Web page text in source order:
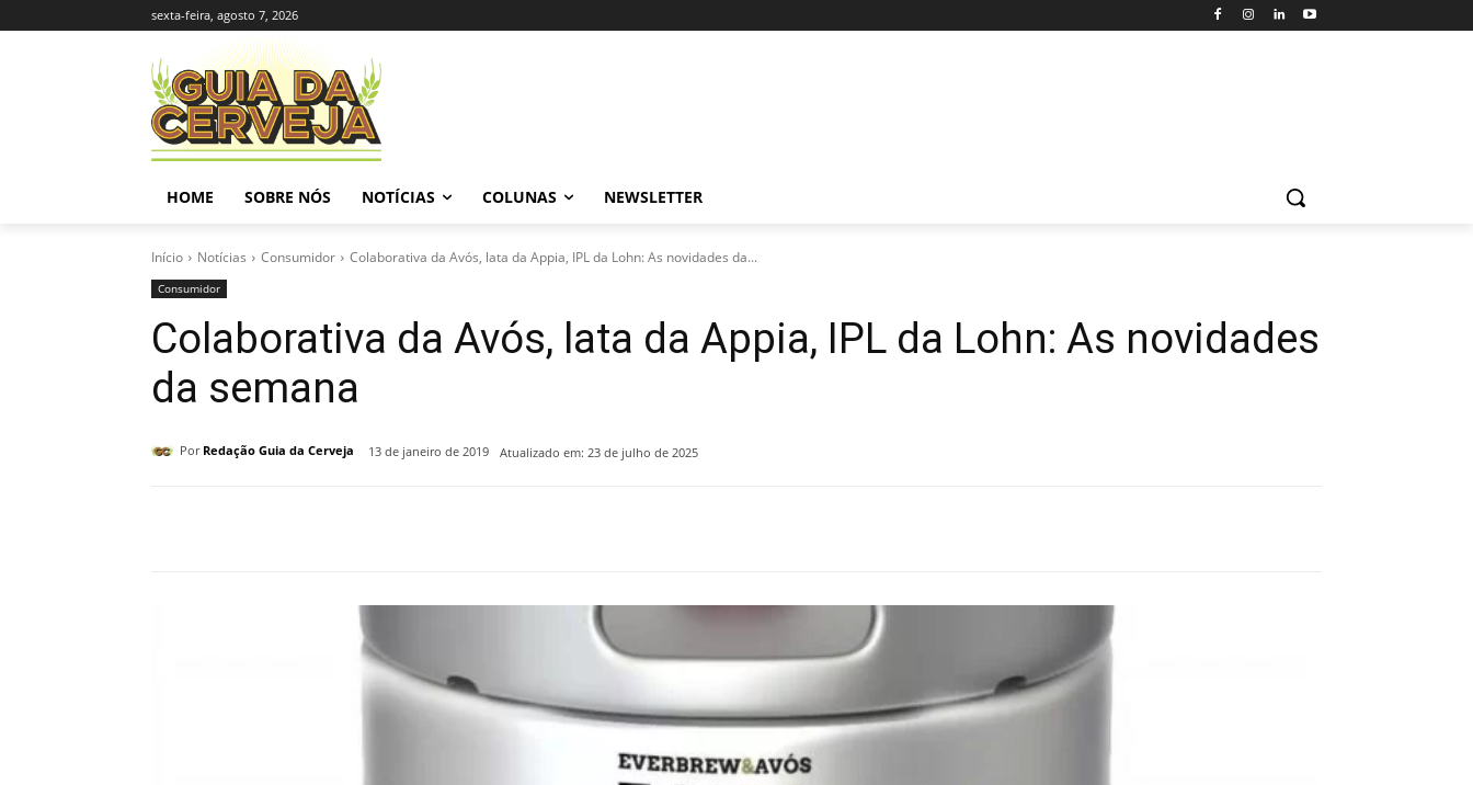
sexta-feira, agosto 7, 2026
HOME SOBRE NÓS NOTÍCIAS COLUNAS NEWSLETTER
Início Notícias Consumidor Colaborativa da Avós, lata da Appia, IPL da Lohn: As novidades da...
Consumidor
Colaborativa da Avós, lata da Appia, IPL da Lohn: As novidades
da semana
Por Redação Guia da Cerveja 13 de janeiro de 2019 Atualizado em: 23 de julho de 2025